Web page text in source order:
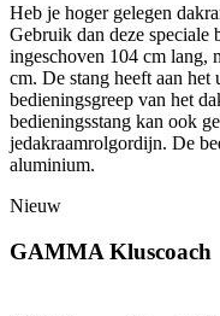
Heb je hoger gelegen
Gebruik dan deze speciale
ingeschoven 104 cm lang,
cm. De stang heeft aan
bedieningsgreep van het
bedieningsstang kan ook
jedakraamrolgordijn. De
aluminium.
Nieuw
GAMMA Kluscoach